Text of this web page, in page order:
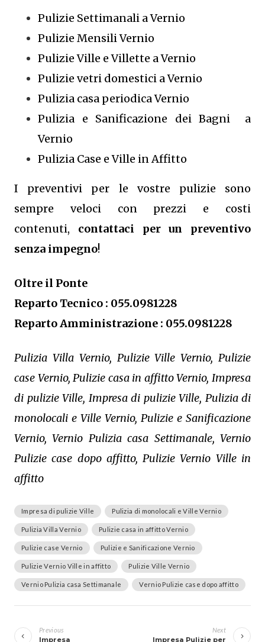
Pulizie Settimanali a Vernio
Pulizie Mensili Vernio
Pulizie Ville e Villette a Vernio
Pulizie vetri domestici a Vernio
Pulizia casa periodica Vernio
Pulizia e Sanificazione dei Bagni a
Vernio
Pulizia Case e Ville in Affitto
I preventivi per le vostre pulizie sono
sempre veloci con prezzi e costi
contenuti, contattaci per un preventivo
senza impegno!
Oltre il Ponte
Reparto Tecnico : 055.0981228
Reparto Amministrazione : 055.0981228
Pulizia Villa Vernio, Pulizie Ville Vernio, Pulizie
case Vernio, Pulizie casa in affitto Vernio, Impresa
di pulizie Ville, Impresa di pulizie Ville, Pulizia di
monolocali e Ville Vernio, Pulizie e Sanificazione
Vernio, Vernio Pulizia casa Settimanale, Vernio
Pulizie case dopo affitto, Pulizie Vernio Ville in
affitto
Impresa di pulizie Ville Pulizia di monolocali e Ville Vernio
Pulizia Villa Vernio Pulizie casa in affitto Vernio
Pulizie case Vernio Pulizie e Sanificazione Vernio
Pulizie Vernio Ville in affitto Pulizie Ville Vernio
Vernio Pulizia casa Settimanale Vernio Pulizie case dopo affitto
articoli
Previous
Impresa
Next
Impresa Pulizie per